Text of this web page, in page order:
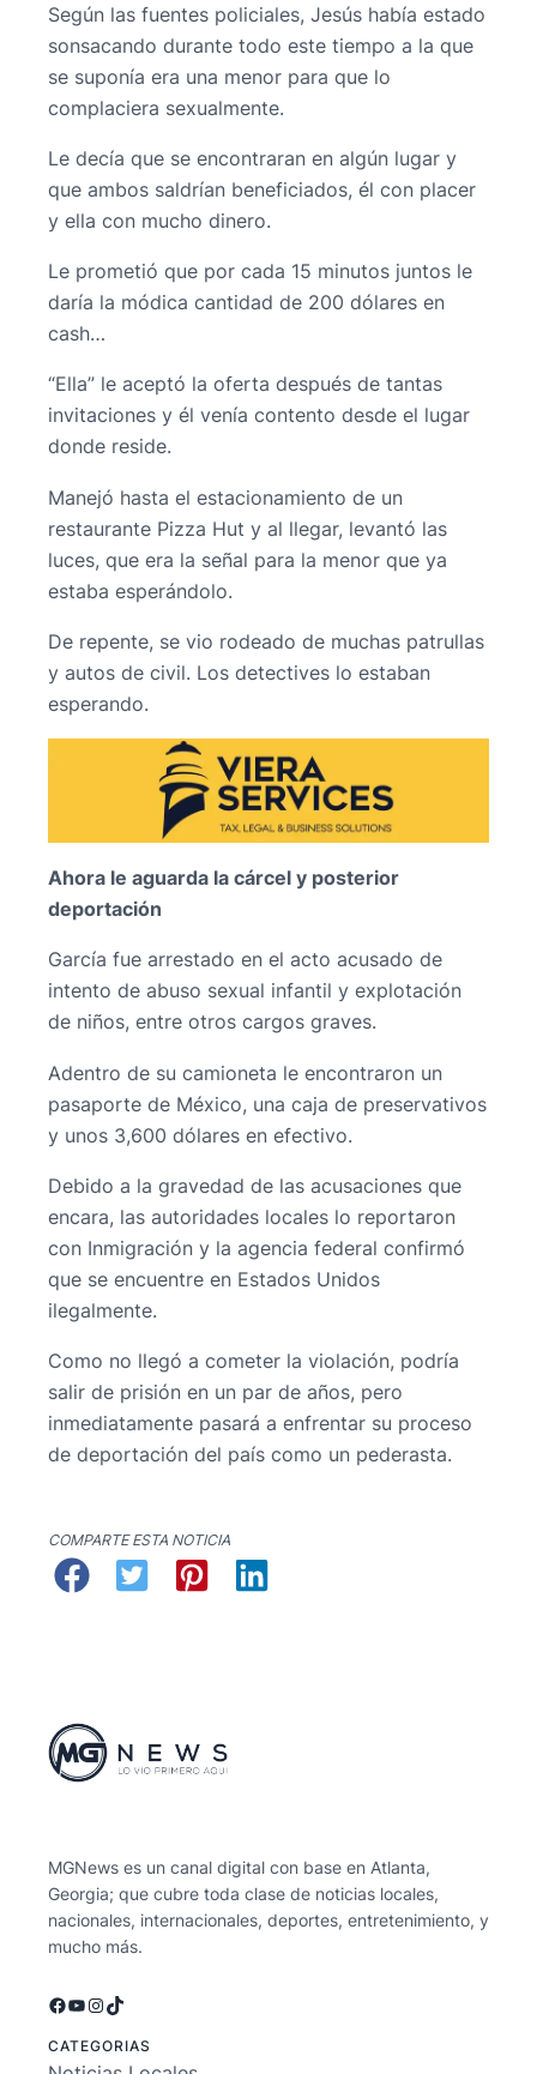
Según las fuentes policiales, Jesús había estado
sonsacando durante todo este tiempo a la que
se suponía era una menor para que lo
complaciera sexualmente.
Le decía que se encontraran en algún lugar y
que ambos saldrían beneficiados, él con placer
y ella con mucho dinero.
Le prometió que por cada 15 minutos juntos le
daría la módica cantidad de 200 dólares en
cash…
“Ella” le aceptó la oferta después de tantas
invitaciones y él venía contento desde el lugar
donde reside.
Manejó hasta el estacionamiento de un
restaurante Pizza Hut y al llegar, levantó las
luces, que era la señal para la menor que ya
estaba esperándolo.
De repente, se vio rodeado de muchas patrullas
y autos de civil. Los detectives lo estaban
esperando.
Ahora le aguarda la cárcel y posterior
deportación
García fue arrestado en el acto acusado de
intento de abuso sexual infantil y explotación
de niños, entre otros cargos graves.
Adentro de su camioneta le encontraron un
pasaporte de México, una caja de preservativos
y unos 3,600 dólares en efectivo.
Debido a la gravedad de las acusaciones que
encara, las autoridades locales lo reportaron
con Inmigración y la agencia federal confirmó
que se encuentre en Estados Unidos
ilegalmente.
Como no llegó a cometer la violación, podría
salir de prisión en un par de años, pero
inmediatamente pasará a enfrentar su proceso
de deportación del país como un pederasta.
COMPARTE ESTA NOTICIA
MGNews es un canal digital con base en Atlanta,
Georgia; que cubre toda clase de noticias locales,
nacionales, internacionales, deportes, entretenimiento, y
mucho más.
Facebook
YouTube
Instagram
TikTok
CATEGORIAS